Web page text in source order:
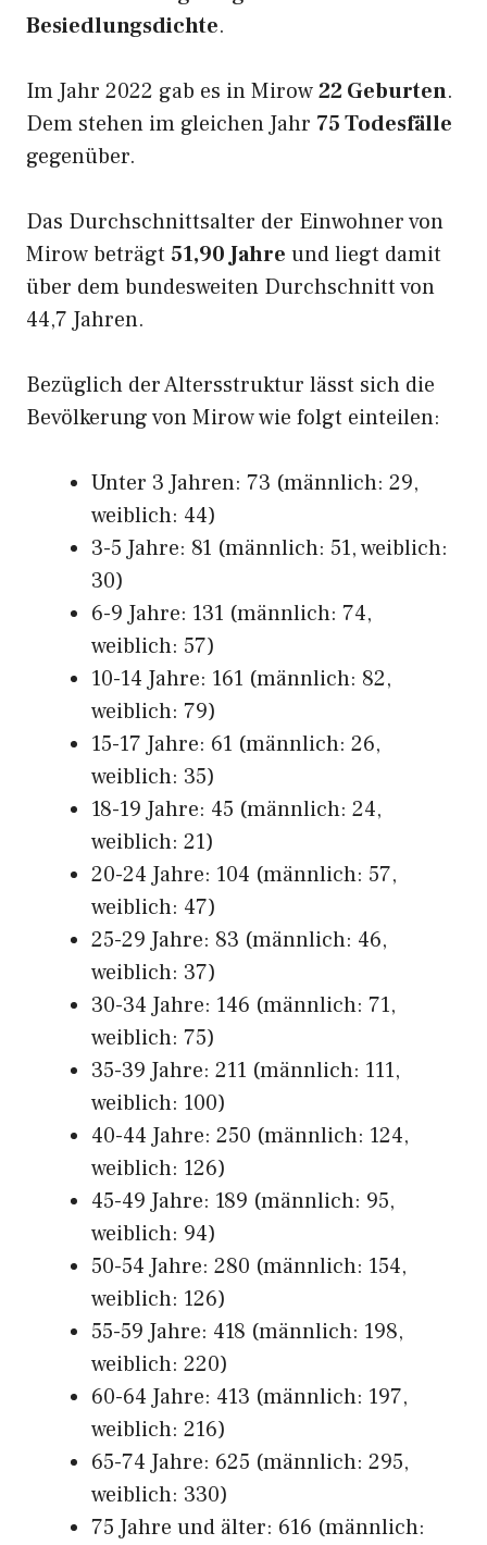
Besiedlungsdichte.
Im Jahr 2022 gab es in Mirow22 Geburten.
Dem stehen im gleichen Jahr 75 Todesfälle
gegenüber.
Das Durchschnittsalter der Einwohner von
Mirow beträgt 51,90 Jahre und liegt damit
über dem bundesweiten Durchschnitt von
44,7 Jahren.
Bezüglich der Altersstruktur lässt sich die
Bevölkerung von Mirow wie folgt einteilen:
Unter 3 Jahren: 73 (männlich: 29,
weiblich: 44)
3-5 Jahre: 81 (männlich: 51, weiblich:
30)
6-9 Jahre: 131 (männlich: 74,
weiblich: 57)
10-14 Jahre: 161 (männlich: 82,
weiblich: 79)
15-17 Jahre: 61 (männlich: 26,
weiblich: 35)
18-19 Jahre: 45 (männlich: 24,
weiblich: 21)
20-24 Jahre: 104 (männlich: 57,
weiblich: 47)
25-29 Jahre: 83 (männlich: 46,
weiblich: 37)
30-34 Jahre: 146 (männlich: 71,
weiblich: 75)
35-39 Jahre: 211 (männlich: 111,
weiblich: 100)
40-44 Jahre: 250 (männlich: 124,
weiblich: 126)
45-49 Jahre: 189 (männlich: 95,
weiblich: 94)
50-54 Jahre: 280 (männlich: 154,
weiblich: 126)
55-59 Jahre: 418 (männlich: 198,
weiblich: 220)
60-64 Jahre: 413 (männlich: 197,
weiblich: 216)
65-74 Jahre: 625 (männlich: 295,
weiblich: 330)
75 Jahre und älter: 616 (männlich: